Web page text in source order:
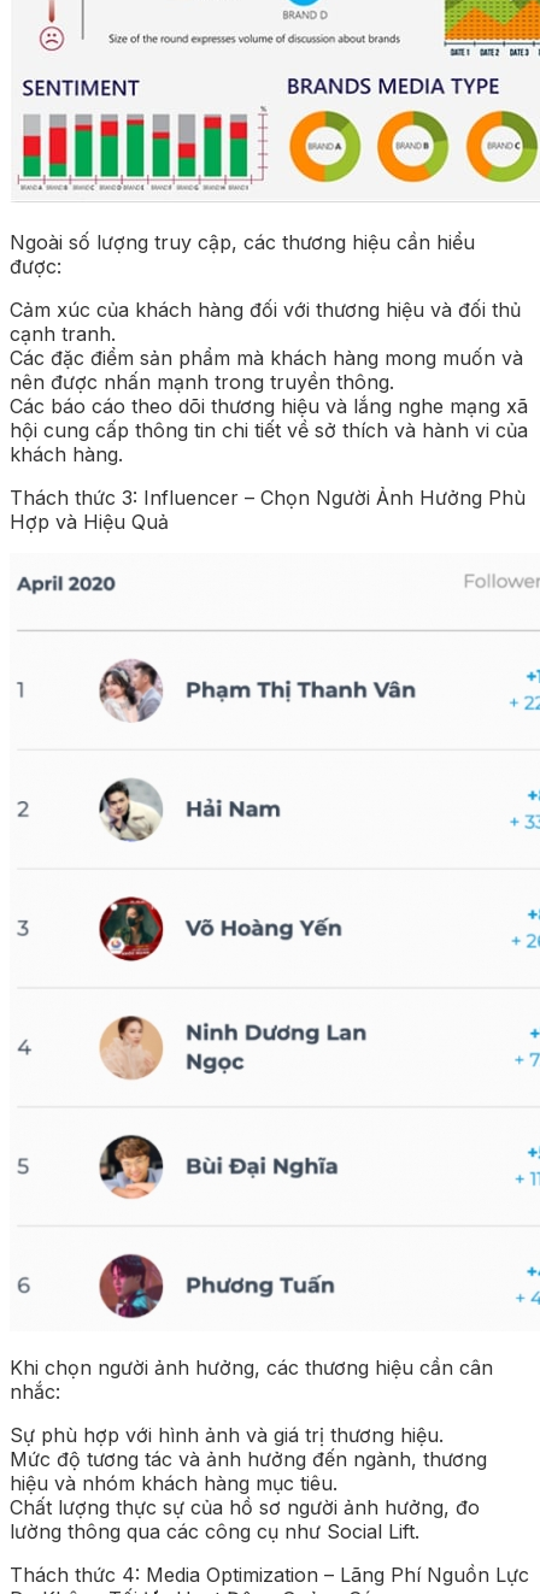
Ngoài số lượng truy cập, các thương hiệu cần hiểu
được:
Cảm xúc của khách hàng đối với thương hiệu và đối thủ
cạnh tranh.
Các đặc điểm sản phẩm mà khách hàng mong muốn và
nên được nhấn mạnh trong truyền thông.
Các báo cáo theo dõi thương hiệu và lắng nghe mạng xã
hội cung cấp thông tin chi tiết về sở thích và hành vi của
khách hàng.
Thách thức 3: Influencer – Chọn Người Ảnh Hưởng Phù
Hợp và Hiệu Quả
Khi chọn người ảnh hưởng, các thương hiệu cần cân
nhắc:
Sự phù hợp với hình ảnh và giá trị thương hiệu.
Mức độ tương tác và ảnh hưởng đến ngành, thương
hiệu và nhóm khách hàng mục tiêu.
Chất lượng thực sự của hồ sơ người ảnh hưởng, đo
lường thông qua các công cụ như Social Lift.
Thách thức 4: Media Optimization – Lãng Phí Nguồn Lực